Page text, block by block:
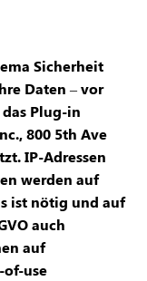
Sicherheit
Daten – vor
Plug-in
800 5th Ave
IP-Adressen
werden auf
ist nötig und auf
auch
auf
use